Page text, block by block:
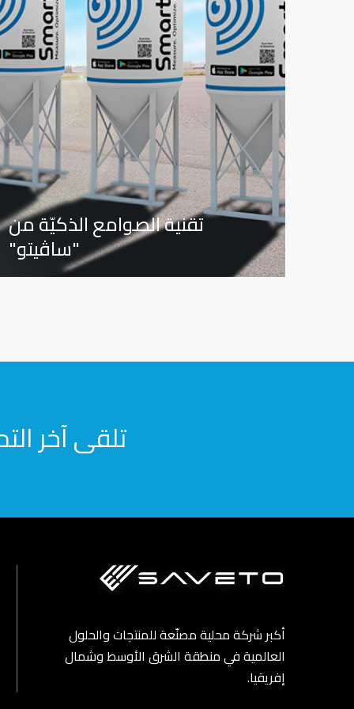
تقنية الصوامع الذكيّة من
"ساڤيتو"
تلقى آخر
أكبر شركة محلية مصنّعة للمنتجات والحلول
العالمية في منطقة الشرق الأوسط وشمال
إفريقيا.